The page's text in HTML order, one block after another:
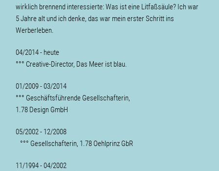
wirklich brennend interessierte: Was ist eine Litfaßsäule? Ich war
5 Jahre alt und ich denke, das war mein erster Schritt ins
Werberleben.
04/2014 - heute
°°° Creative-Director, Das Meer ist blau.
01/2009 - 03/2014
°°° Geschäftsführende Gesellschafterin,
1.78 Design GmbH
05/2002 - 12/2008
°°° Gesellschafterin, 1.78 Oehlprinz GbR
11/1994 - 04/2002